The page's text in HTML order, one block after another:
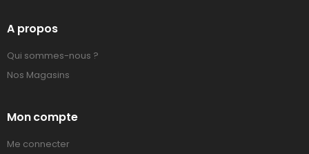
A propos
Qui sommes-nous ?
Nos Magasins
Mon compte
Me connecter